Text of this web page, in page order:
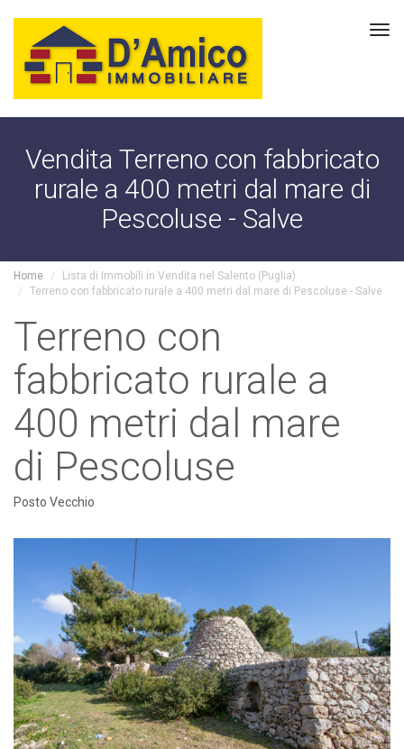
Vendita Terreno con fabbricato
rurale a 400 metri dal mare di
Pescoluse - Salve
Home
Lista di Immobili in Vendita nel Salento (Puglia)
Terreno con fabbricato rurale a 400 metri dal mare di Pescoluse - Salve
Terreno con
fabbricato rurale a
400 metri dal mare
di Pescoluse
Posto Vecchio